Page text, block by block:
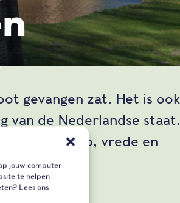
jouw computer
te helpen
Lees ons
gevangen zat. Het is ook
van de Nederlandse staat.
vrede en